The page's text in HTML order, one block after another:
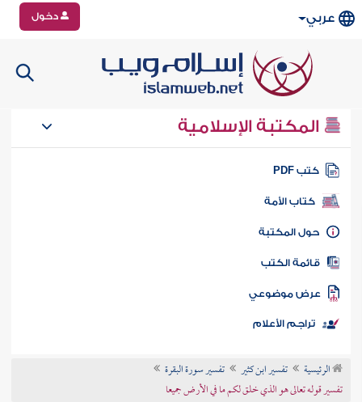
عربي دخول
المكتبة الإسلامية
كتب PDF
كتاب الأمة
المكتبة
الكتب
موضوعي
تراجم الأعلام
الرئيسية تفسير ابن كثير
تفسير سورة البقرة
تفسير قوله تعالى هو الذي خلق لكم ما في الأرض جميعا